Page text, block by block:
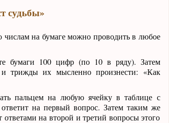
судьбы»
на бумаге можно проводить в любое
бумаги 100 цифр (по 10 в ряду). Затем
и трижды их мысленно произнести: «Как
пальцем на любую ячейку в таблице с
на первый вопрос. Затем таким же
на второй и третий вопросы этого